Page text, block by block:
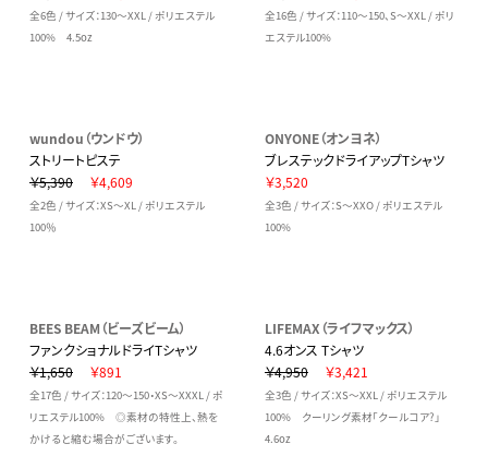
全6色 / サイズ：130～XXL / ポリエステル
100% 4.5oz
全16色 / サイズ：110～150、S～XXL / ポリ
エステル100%
wundou（ウンドウ）
ストリートピステ
￥5,390
￥4,609
全2色 / サイズ：XS～XL / ポリエステル
100％
ONYONE（オンヨネ）
ブレステックドライアップTシャツ
￥3,520
全3色 / サイズ：S～XXO / ポリエステル
100%
BEES BEAM（ビーズビーム）
ファンクショナルドライTシャツ
￥1,650
￥891
全17色 / サイズ：120～150・XS～XXXL / ポ
リエステル100% ◎素材の特性上、熱を
かけると縮む場合がございます。
LIFEMAX（ライフマックス）
4.6オンス Tシャツ
￥4,950
￥3,421
全3色 / サイズ：XS～XXL / ポリエステル
100% クーリング素材「クールコア?」
4.6oz